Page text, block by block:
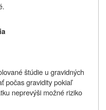
štúdie u gravidných
počas gravidity pokiaľ
neprevýši možné riziko